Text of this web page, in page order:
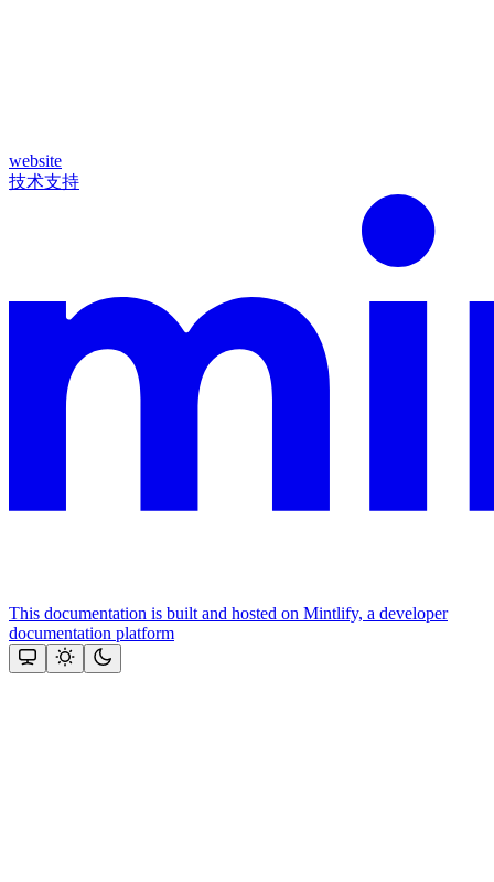
website
技术支持
This documentation is built and hosted on Mintlify, a developer
documentation platform